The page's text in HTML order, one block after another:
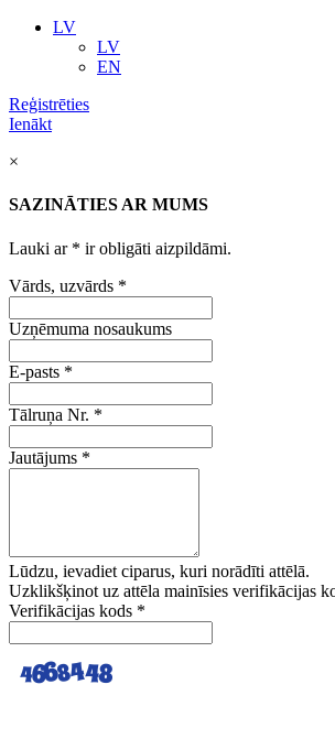
LV
LV
EN
Reģistrēties
Ienākt
×
SAZINĀTIES AR MUMS
Lauki ar * ir obligāti aizpildāmi.
Vārds, uzvārds *
Uzņēmuma nosaukums
E-pasts *
Tālruņa Nr. *
Jautājums *
Lūdzu, ievadiet ciparus, kuri norādīti attēlā.
Uzklikšķinot uz attēla mainīsies verifikācijas
Verifikācijas kods *